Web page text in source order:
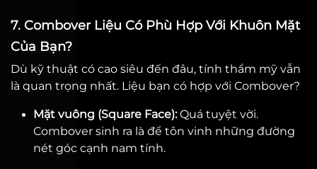
7. Combover Liệu Có Phù Hợp Với Khuôn Mặt
Của Bạn?
Dù kỹ thuật có cao siêu đến đâu, tính thẩm mỹ vẫn
là quan trọng nhất. Liệu bạn có hợp với Combover?
Mặt vuông (Square Face):Quá tuyệt vời.
Combover sinh ra là để tôn vinh những đường
nét góc cạnh nam tính.